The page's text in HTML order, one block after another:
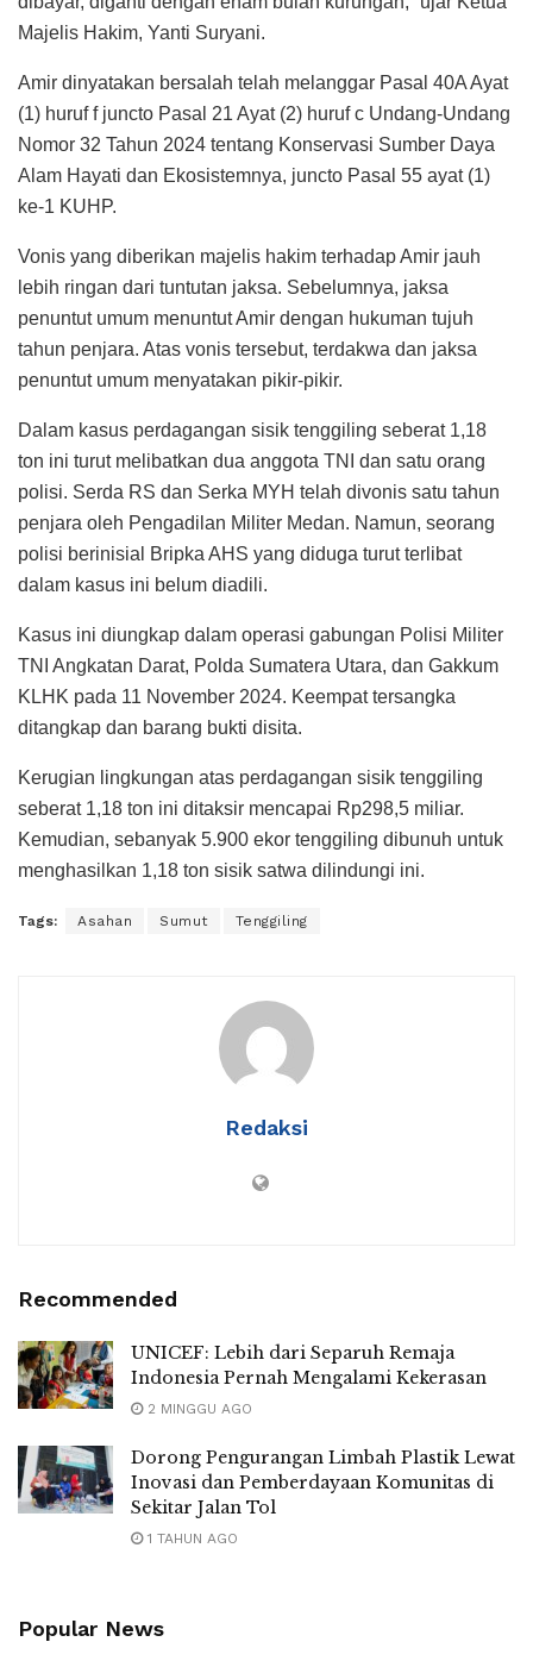
Majelis Hakim, Yanti Suryani.
Amir dinyatakan bersalah telah melanggar Pasal 40A Ayat
(1) huruf f juncto Pasal 21 Ayat (2) huruf c Undang-Undang
Nomor 32 Tahun 2024 tentang Konservasi Sumber Daya
Alam Hayati dan Ekosistemnya, juncto Pasal 55 ayat (1)
ke-1 KUHP.
Vonis yang diberikan majelis hakim terhadap Amir jauh
lebih ringan dari tuntutan jaksa. Sebelumnya, jaksa
penuntut umum menuntut Amir dengan hukuman tujuh
tahun penjara. Atas vonis tersebut, terdakwa dan jaksa
penuntut umum menyatakan pikir-pikir.
Dalam kasus perdagangan sisik tenggiling seberat 1,18
ton ini turut melibatkan dua anggota TNI dan satu orang
polisi. Serda RS dan Serka MYH telah divonis satu tahun
penjara oleh Pengadilan Militer Medan. Namun, seorang
polisi berinisial Bripka AHS yang diduga turut terlibat
dalam kasus ini belum diadili.
Kasus ini diungkap dalam operasi gabungan Polisi Militer
TNI Angkatan Darat, Polda Sumatera Utara, dan Gakkum
KLHK pada 11 November 2024. Keempat tersangka
ditangkap dan barang bukti disita.
Kerugian lingkungan atas perdagangan sisik tenggiling
seberat 1,18 ton ini ditaksir mencapai Rp298,5 miliar.
Kemudian, sebanyak 5.900 ekor tenggiling dibunuh untuk
menghasilkan 1,18 ton sisik satwa dilindungi ini.
Tags: Asahan Sumut Tenggiling
Redaksi
Recommended
UNICEF: Lebih dari Separuh Remaja
Indonesia Pernah Mengalami Kekerasan
2 MINGGU AGO
Dorong Pengurangan Limbah Plastik Lewat
Inovasi dan Pemberdayaan Komunitas di
Sekitar Jalan Tol
1 TAHUN AGO
Popular News